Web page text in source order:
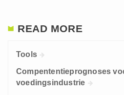
READ MORE
Tools
Compententieprognoses
voedingsindustrie